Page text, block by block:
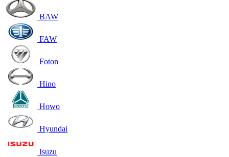
BAW
FAW
Foton
Hino
Howo
Hyundai
Isuzu